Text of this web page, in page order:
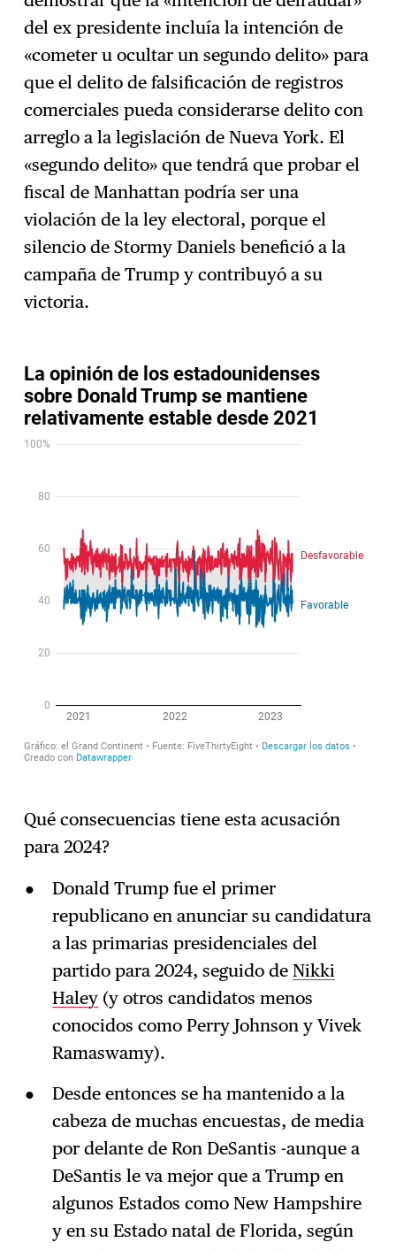
del ex presidente incluía la intención de
«cometer u ocultar un segundo delito» para
que el delito de falsificación de registros
comerciales pueda considerarse delito con
arreglo a la legislación de Nueva York. El
«segundo delito» que tendrá que probar el
fiscal de Manhattan podría ser una
violación de la ley electoral, porque el
silencio de Stormy Daniels benefició a la
campaña de Trump y contribuyó a su
victoria.
Qué consecuencias tiene esta acusación
para 2024?
Donald Trump fue el primer
republicano en anunciar su candidatura
a las primarias presidenciales del
partido para 2024, seguido de Nikki
Haley(y otros candidatos menos
conocidos como Perry Johnson y Vivek
Ramaswamy).
Desde entonces se ha mantenido a la
cabeza de muchas encuestas, de media
por delante de Ron DeSantis -aunque a
DeSantis le va mejor que a Trump en
algunos Estados como New Hampshire
y en su Estado natal de Florida, según